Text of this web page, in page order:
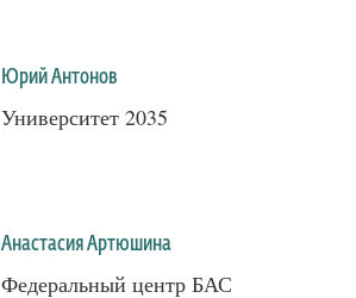
Юрий Антонов
Университет 2035
Анастасия Артюшина
Федеральный центр БАС